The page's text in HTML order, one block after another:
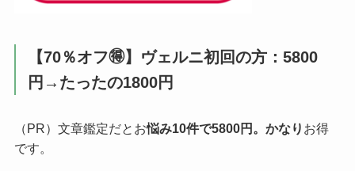
【70％オフ🉐】ヴェルニ初回の方：5800
円→たったの1800円
（PR）文章鑑定だとお悩み10件で5800円。かなり お得
です。